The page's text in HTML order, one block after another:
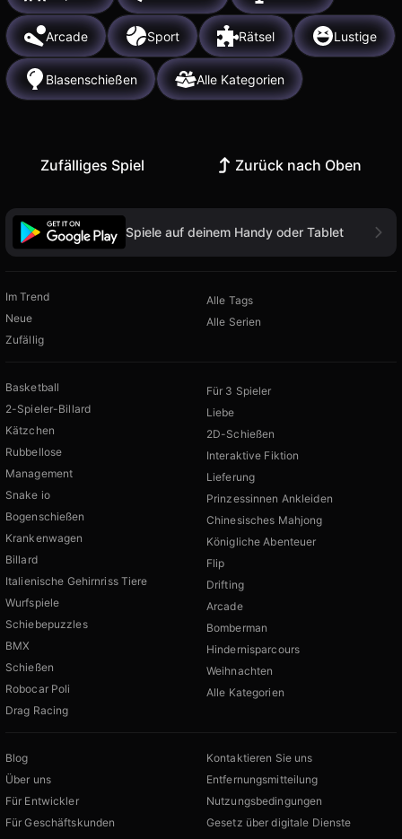
Arcade Sport Rätsel Lustige
Blasenschießen Alle Kategorien
Zufälliges Spiel Zurück nach Oben
Spiele auf deinem Handy oder Tablet
Im Trend
Neue
Zufällig
Alle Tags
Alle Serien
Basketball
2-Spieler-Billard
Kätzchen
Rubbellose
Management
Snake io
Bogenschießen
Krankenwagen
Billard
Italienische Gehirnriss Tiere
Wurfspiele
Schiebepuzzles
BMX
Schießen
Robocar Poli
Drag Racing
Für 3 Spieler
Liebe
2D-Schießen
Interaktive Fiktion
Lieferung
Prinzessinnen Ankleiden
Chinesisches Mahjong
Königliche Abenteuer
Flip
Drifting
Arcade
Bomberman
Hindernisparcours
Weihnachten
Alle Kategorien
Blog
Über uns
Für Entwickler
Für Geschäftskunden
Kontaktieren Sie uns
Entfernungsmitteilung
Nutzungsbedingungen
Gesetz über digitale Dienste